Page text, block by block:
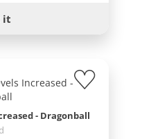
it
- Dragonball